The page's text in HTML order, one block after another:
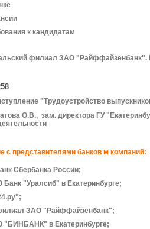
к кандидатам
филиал ЗАО "Райффайзенбанк".
"Трудоустройство
О.В., зам. директора ГУ
с представителями банков м компаний:
Сбербанка России;
"Уралсиб" в Екатеринбурге;
ЗАО "Райффайзенбанк";
в Екатеринбурге;